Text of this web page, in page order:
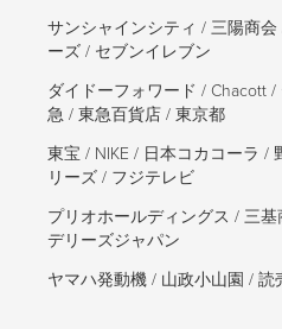
サンシャインシティ /三陽商会
ーズ / セブンイレブン
ダイドーフォワード / Chacott
急 / 東急百貨店 / 東京都
東宝 / NIKE / 日本コカコーラ /
リーズ / フジテレビ
プリオホールディングス / 三
デリーズジャパン
ヤマハ発動機 / 山政小山園 /読